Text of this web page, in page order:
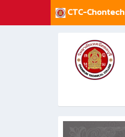
CTC-Chontech